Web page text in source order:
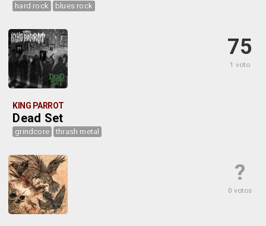
hard rock blues rock
75
1 voto
KING PARROT
Dead Set
grindcore thrash metal
?
0 votos